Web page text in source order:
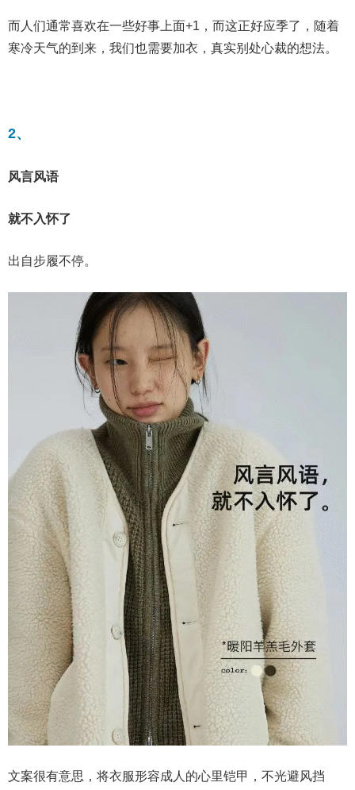
而人们通常喜欢在一些好事上面+1，而这正好应季了，随着
寒冷天气的到来，我们也需要加衣，真实别处心裁的想法。
2、
风言风语
就不入怀了
出自步履不停。
文案很有意思，将衣服形容成人的心里铠甲，不光避风挡